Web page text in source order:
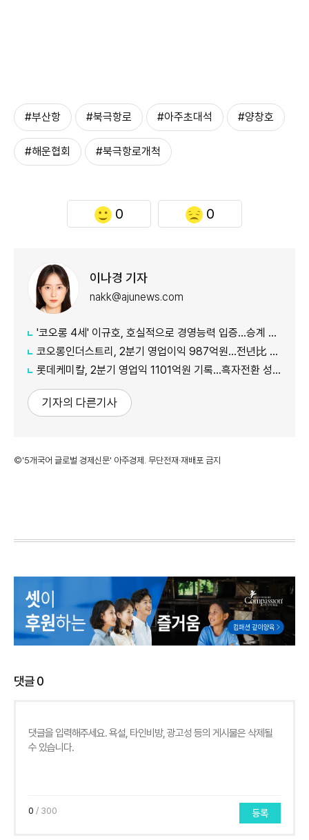
#부산항 #북극항로 #아주초대석 #양창호
#해운협회 #북극항로개척
0 0
이나경 기자
nakk@ajunews.com
'코오롱 4세' 이규호, 호실적으로 경영능력 입증…승계 기반 강화
코오롱인더스트리, 2분기 영업이익 987억원...전년比 118% 증가
롯데케미칼, 2분기 영업익 1101억원 기록...흑자전환 성공
기자의 다른기사
©'5개국어 글로벌 경제신문' 아주경제. 무단전재·재배포 금지
댓글0
0 / 300 등록